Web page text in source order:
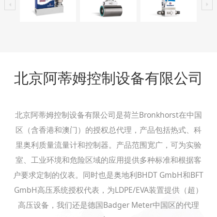
北京阿蒂姆控制设备有限公司
北京阿蒂姆控制设备有限公司是荷兰Bronkhorst在中国
区（含香港和澳门）的授权总代理，产品包括热式、科
里奥利质量流量计和控制器。产品范围宽广，可为实验
室、工业环境和危险区域的应用提供多种标准和根据客
户要求定制的仪表。同时也是奥地利BHDT GmbH和BFT
GmbH高压系统授权代表，为LDPE/EVA装置提供（超）
高压设备，我们还是德国Badger Meter中国区的代理